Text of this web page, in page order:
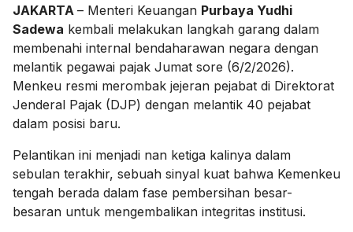
JAKARTA – Menteri Keuangan Purbaya Yudhi
Sadewa kembali melakukan langkah garang dalam
membenahi internal bendaharawan negara dengan
melantik pegawai pajak Jumat sore (6/2/2026).
Menkeu resmi merombak jejeran pejabat di Direktorat
Jenderal Pajak (DJP) dengan melantik 40 pejabat
dalam posisi baru.
Pelantikan ini menjadi nan ketiga kalinya dalam
sebulan terakhir, sebuah sinyal kuat bahwa Kemenkeu
tengah berada dalam fase pembersihan besar-
besaran untuk mengembalikan integritas institusi.